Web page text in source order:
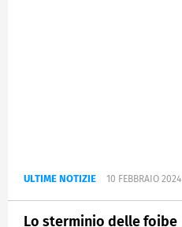
ULTIME NOTIZIE 10 FEBBRAIO 2024
Lo sterminio delle foibe